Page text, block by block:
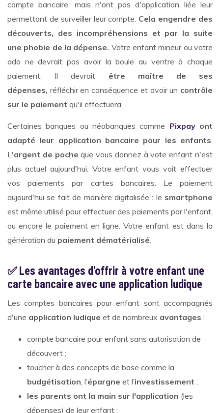
compte bancaire, mais n'ont pas d'application liée leur
permettant de surveiller leur compte. Cela engendre des
découverts, des incompréhensions et par la suite
une phobie de la dépense. Votre enfant mineur ou votre
ado ne devrait pas avoir la boule au ventre à chaque
paiement. Il devrait être maître de ses
dépenses, réfléchir en conséquence et avoir un contrôle
sur le paiement qu'il effectuera.
Certaines banques ou néobanques comme Pixpay ont
adapté leur application bancaire pour les enfants.
L'argent de pocheque vous donnez à vote enfant n'est
plus actuel aujourd'hui. Votre enfant vous voit effectuer
vos paiements par cartes bancaires. Le paiement
aujourd'hui se fait de manière digitalisée : le smartphone
est même utilisé pour effectuer des paiements par l'enfant,
ou encore le paiement en ligne. Votre enfant est dans la
génération du paiement dématérialisé.
✅ Les avantages d'offrir à votre enfant une
carte bancaire avec une application ludique
Les comptes bancaires pour enfant sont accompagnés
d'une application ludique et de nombreux avantages :
compte bancaire pour enfant sans autorisation de
découvert ;
toucher à des concepts de base comme la
budgétisation, l’épargne et l’investissement ;
les parents ont la main sur l'application (les
dépenses) de leur enfant ;